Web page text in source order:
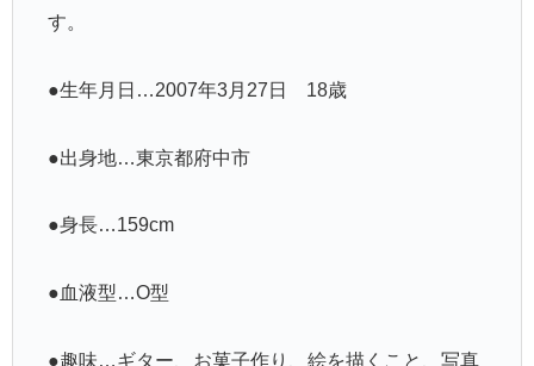
す。
●生年月日…2007年3月27日 18歳
●出身地…東京都府中市
●身長…159cm
●血液型…O型
●趣味…ギター、お菓子作り、絵を描くこと、写真